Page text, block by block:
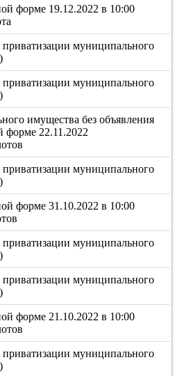
форме 19.12.2022 в 10:00
муниципального
муниципального
имущества без объявления
форме 22.11.2022
муниципального
форме 31.10.2022 в 10:00
муниципального
муниципального
форме 21.10.2022 в 10:00
муниципального